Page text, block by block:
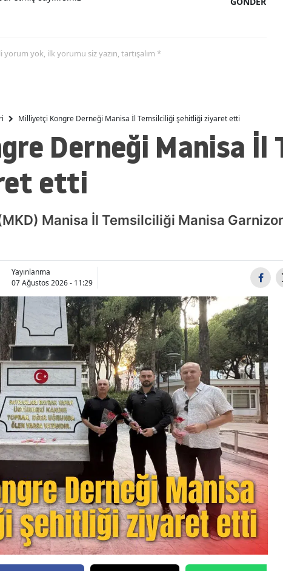
yorum yok, ilk yorumu siz yazın, tartışalım *
Milliyetçi Kongre Derneği Manisa İl Temsilciliği şehitliği ziyaret etti
Derneği Manisa İl
etti
Manisa İl Temsilciliği Manisa
Yayınlanma
07 Ağustos 2026 - 11:29